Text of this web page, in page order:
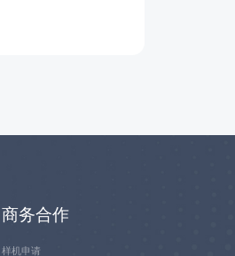
商务合作
样机申请